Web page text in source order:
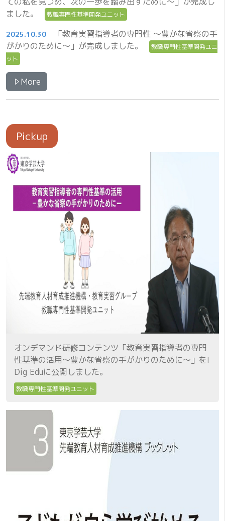
ました。
教職専門性基準開発ユニット
2025.10.30
「教育実習指導者の専門性 ～豊かな省察の手
がかりのために～」が完成しました。
教職専門性基準開発ユニ
ット
More
Pickup
オンデマンド研修コンテンツ「教育実習指導者の専門
性基準の活用～豊かな省察の手がかりのために～」をI
Dig Eduに公開しました。
教職専門性基準開発ユニット